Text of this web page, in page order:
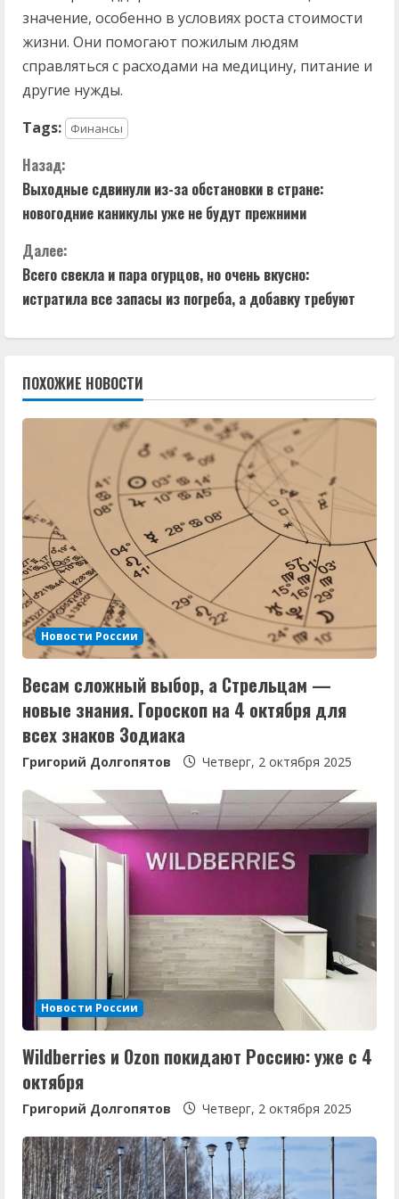
значение, особенно в условиях роста стоимости
жизни. Они помогают пожилым людям
справляться с расходами на медицину, питание и
другие нужды.
Tags:
Финансы
П
р
о
д
ж
и
ь
ч
т
е
н
и
е
Назад:
Выходные сдвинули из-за обстановки в стране:
новогодние каникулы уже не будут прежними
Далее:
Всего свекла и пара огурцов, но очень вкусно:
истратила все запасы из погреба, а добавку требуют
ПОХОЖИЕ НОВОСТИ
Новости России
Весам сложный выбор, а Стрельцам —
новые знания. Гороскоп на 4 октября для
всех знаков Зодиака
Григорий Долгопятов Четверг, 2 октября 2025
Новости России
Wildberries и Ozon покидают Россию: уже с 4
октября
Григорий Долгопятов Четверг, 2 октября 2025